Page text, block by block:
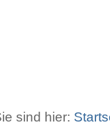
sind hier: